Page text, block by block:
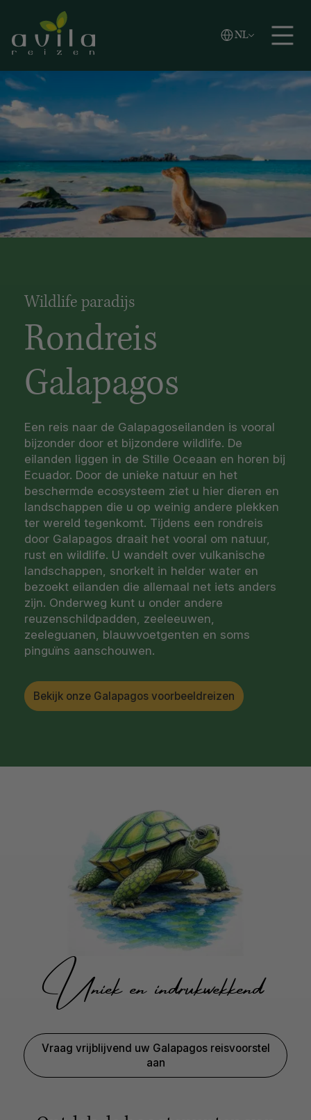
Zoeken
NL
Vlaams
English
Wildlife paradijs
Rondreis
Galapagos
Een reis naar de Galapagoseilanden is vooral
bijzonder door et bijzondere wildlife. De
eilanden liggen in de Stille Oceaan en horen bij
Ecuador. Door de unieke natuur en het
beschermde ecosysteem ziet u hier dieren en
landschappen die u op weinig andere plekken
ter wereld tegenkomt. Tijdens een rondreis
door Galapagos draait het vooral om natuur,
rust en wildlife. U wandelt over vulkanische
landschappen, snorkelt in helder water en
bezoekt eilanden die allemaal net iets anders
zijn. Onderweg kunt u onder andere
reuzenschildpadden, zeeleeuwen,
zeeleguanen, blauwvoetgenten en soms
pinguïns aanschouwen.
Bekijk onze Galapagos voorbeeldreizen
Uniek en indrukwekkend
Vraag vrijblijvend uw Galapagos reisvoorstel
aan